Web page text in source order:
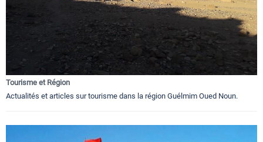
Tourisme et Région
Actualités et articles sur tourisme dans la région Guélmim Oued Noun.